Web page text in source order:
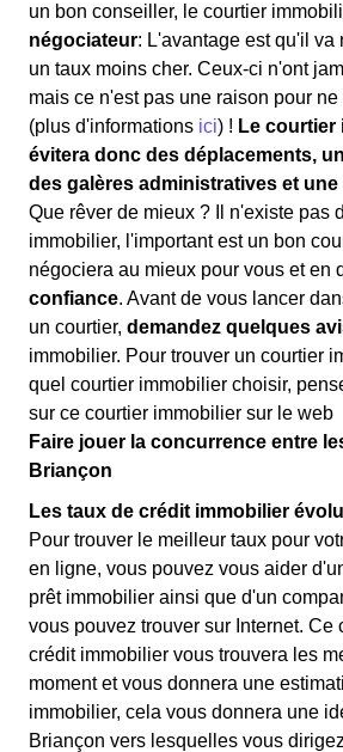
un bon conseiller, le courtier
négociateur: L'avantage est qu'il va
un taux moins cher. Ceux-ci n'ont
mais ce n'est pas une raison pour
(plus d'informations ici) ! Le
évitera donc des déplacements,
des galères administratives et
Que rêver de mieux ? Il n'existe pas
immobilier, l'important est un bon
négociera au mieux pour vous et en
confiance. Avant de vous lancer
un courtier, demandez quelques
immobilier. Pour trouver un courtier
quel courtier immobilier choisir,
sur ce courtier immobilier sur le web
Faire jouer la concurrence entre
Briançon
Les taux de crédit immobilier
Pour trouver le meilleur taux pour
en ligne, vous pouvez vous aider
prêt immobilier ainsi que d'un
vous pouvez trouver sur Internet. Ce
crédit immobilier vous trouvera les
moment et vous donnera une
immobilier, cela vous donnera une
Briançon vers lesquelles vous